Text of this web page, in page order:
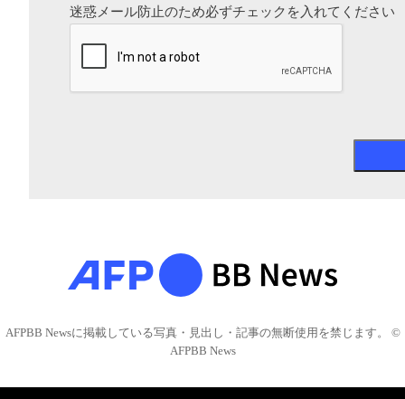
迷惑メール防止のため必ずチェックを入れてください
AFPBB Newsに掲載している写真・見出し・記事の無断使用を禁じます。 ©
AFPBB News